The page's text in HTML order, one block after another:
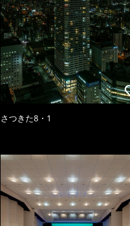
さつきた8・1